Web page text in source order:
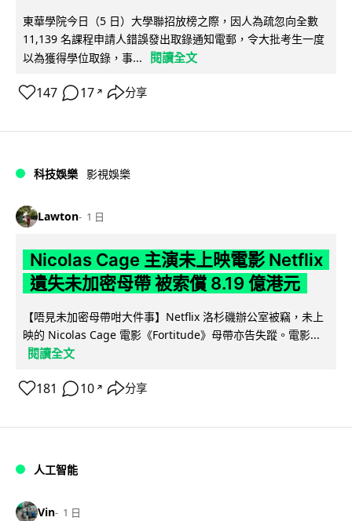
東華學院今日（5 日）大學聯招放榜之際，因人為疏忽向全數
11,139 名課程申請人錯誤發出取錄通知電郵，令大批考生一度
以為獲得學位取錄，事...
閱讀全文
147 17 ↗ 分享
科技娛樂 影視娛樂
Lawton 1 日
Nicolas Cage 主演未上映電影 Netflix
遺失未加密母帶 被索償 8.19 億港元
【唔見未加密母帶咁大件事】Netflix 洛杉磯辦公室被竊，未上
映的 Nicolas Cage 電影《Fortitude》母帶亦告失蹤。電影...
閱讀全文
181 10 ↗ 分享
人工智能
Vin 1 日